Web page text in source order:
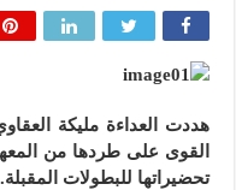
هددت العداءة مليكة
القوى على طردها من
تحضيراتها للبطولات المقبلة.